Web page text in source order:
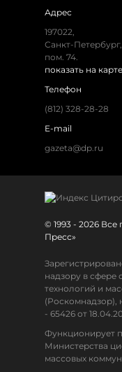
Адрес
197022,
Санкт-
пом. 74.
показать на карте
Телефон
(812) 328-28-28
E-mail
gazeta@dp.ru
© 1993 - 2026
Пресс»
надзору в сфере
технологий и
(Роскомнадзор),
- 65426 от
Функционирует
Министерства
массовых